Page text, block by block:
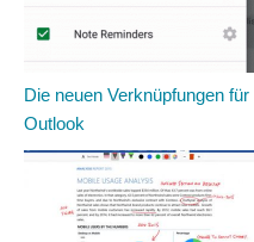
Die neuen Verknüpfungen für
Outlook